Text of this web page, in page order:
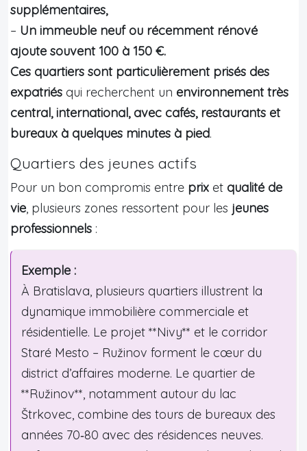
supplémentaires,
– Un immeuble neuf ou récemment rénové
ajoute souvent 100 à 150 €.
Ces quartiers sont particulièrement prisés des
expatriés qui recherchent un environnement très
central, international, avec cafés, restaurants et
bureaux à quelques minutes à pied.
Quartiers des jeunes actifs
Pour un bon compromis entre prix et qualité de
vie, plusieurs zones ressortent pour les jeunes
professionnels :
Exemple :
À Bratislava, plusieurs quartiers illustrent la
dynamique immobilière commerciale et
résidentielle. Le projet **Nivy** et le corridor
Staré Mesto – Ružinov forment le cœur du
district d’affaires moderne. Le quartier de
**Ružinov**, notamment autour du lac
Štrkovec, combine des tours de bureaux des
années 70‑80 avec des résidences neuves.